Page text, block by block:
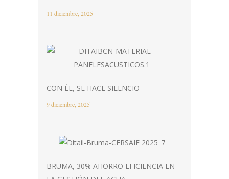
11 diciembre, 2025
CON ÉL, SE HACE SILENCIO
9 diciembre, 2025
BRUMA, 30% AHORRO EFICIENCIA EN